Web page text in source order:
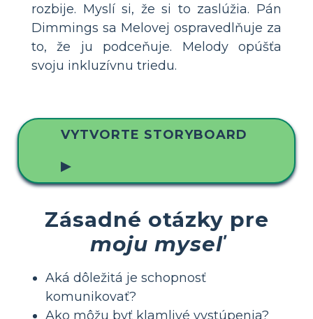
rozbije. Myslí si, že si to zaslúžia. Pán
Dimmings sa Melovej ospravedlňuje za
to, že ju podceňuje. Melody opúšťa
svoju inkluzívnu triedu.
VYTVORTE STORYBOARD
▶
Zásadné otázky pre
moju myseľ
Aká dôležitá je schopnosť
komunikovať?
Ako môžu byť klamlivé vystúpenia?